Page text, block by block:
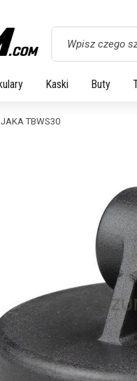
Wyszukaj
Kaski Buty
TBWS30